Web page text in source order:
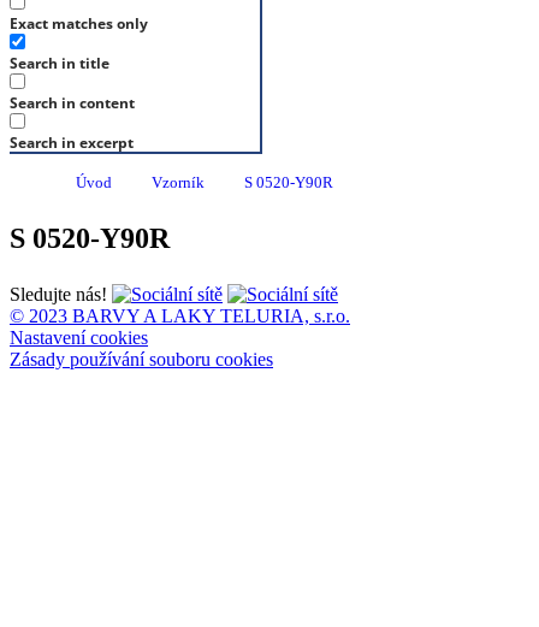
Exact matches only
Search in title
Search in content
Search in excerpt
Úvod Vzorník S 0520-Y90R
S 0520-Y90R
Sledujte nás!
© 2023 BARVY A LAKY TELURIA, s.r.o.
Nastavení cookies
Zásady používání souboru cookies